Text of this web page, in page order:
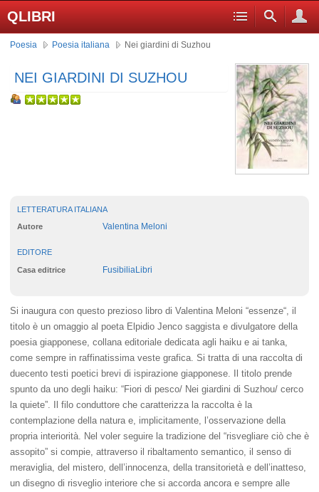
QLIBRI
Poesia Poesia italiana Nei giardini di Suzhou
NEI GIARDINI DI SUZHOU
LETTERATURA ITALIANA
Autore Valentina Meloni
EDITORE
Casa editrice FusibiliaLibri
Si inaugura con questo prezioso libro di Valentina Meloni “essenze“, il
titolo è un omaggio al poeta Elpidio Jenco saggista e divulgatore della
poesia giapponese, collana editoriale dedicata agli haiku e ai tanka,
come sempre in raffinatissima veste grafica. Si tratta di una raccolta di
duecento testi poetici brevi di ispirazione giapponese. Il titolo prende
spunto da uno degli haiku: “Fiori di pesco/ Nei giardini di Suzhou/ cerco
la quiete”. Il filo conduttore che caratterizza la raccolta è la
contemplazione della natura e, implicitamente, l’osservazione della
propria interiorità. Nel voler seguire la tradizione del “risvegliare ciò che è
assopito” si compie, attraverso il ribaltamento semantico, il senso di
meraviglia, del mistero, dell’innocenza, della transitorietà e dell’inatteso,
un disegno di risveglio interiore che si accorda ancora e sempre alle